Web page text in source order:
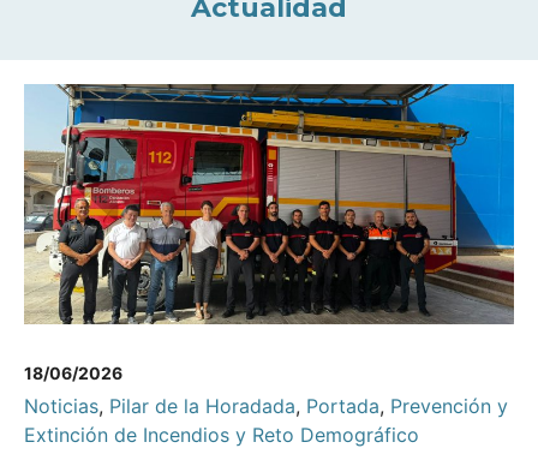
Actualidad
18/06/2026
Noticias, Pilar de la Horadada, Portada, Prevención y
Extinción de Incendios y Reto Demográfico